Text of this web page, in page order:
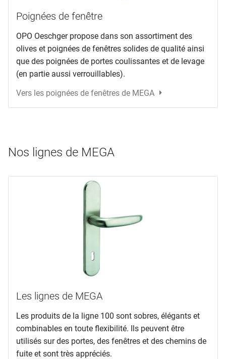
Poignées de fenêtre
OPO Oeschger propose dans son assortiment des
olives et poignées de fenêtres solides de qualité ainsi
que des poignées de portes coulissantes et de levage
(en partie aussi verrouillables).
Vers les poignées de fenêtres de MEGA
Nos lignes de MEGA
Les lignes de MEGA
Les produits de la ligne 100 sont sobres, élégants et
combinables en toute flexibilité. Ils peuvent être
utilisés sur des portes, des fenêtres et des chemins de
fuite et sont très appréciés.